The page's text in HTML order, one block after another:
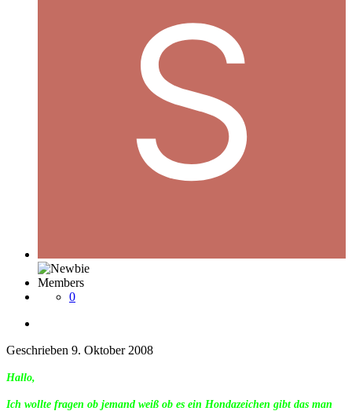
Members
0
Geschrieben 9. Oktober 2008
Hallo,
Ich wollte fragen ob jemand weiß ob es ein Hondazeichen gibt das man